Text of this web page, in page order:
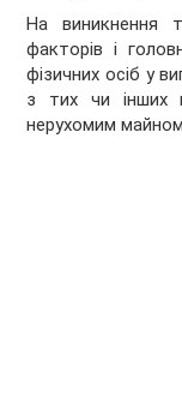
На виникнення
факторів і
фізичних осіб у
з тих чи інших
нерухомим